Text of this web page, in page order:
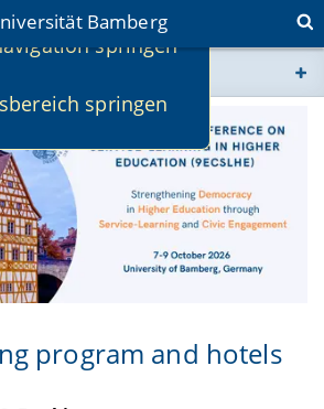
springen
springen
Bamberg
bamberg.de
bamberg.de
bamberg.de
program and hotels